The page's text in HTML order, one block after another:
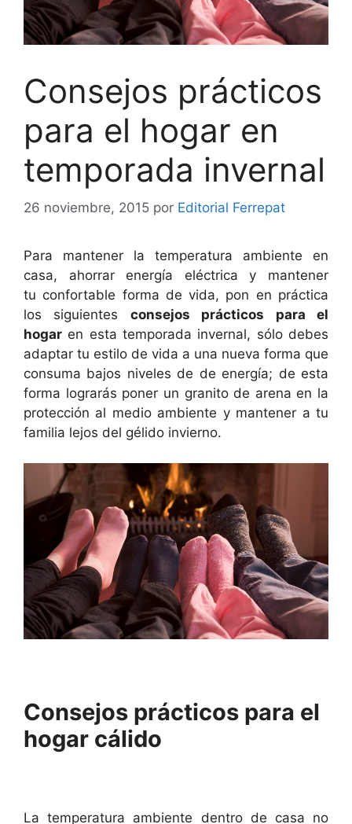
Consejos prácticos
para el hogar en
temporada invernal
26 noviembre, 2015 por Editorial Ferrepat
Para mantener la temperatura ambiente en
casa, ahorrar energía eléctrica y mantener
tu confortable forma de vida, pon en práctica
los siguientes consejos prácticos para el
hogar en esta temporada invernal, sólo debes
adaptar tu estilo de vida a una nueva forma que
consuma bajos niveles de de energía; de esta
forma lograrás poner un granito de arena en la
protección al medio ambiente y mantener a tu
familia lejos del gélido invierno.
Consejos prácticos para el
hogar cálido
La temperatura ambiente dentro de casa no